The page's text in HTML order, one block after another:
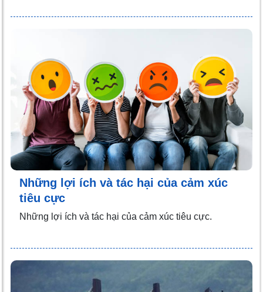
Những lợi ích và tác hại của cảm xúc
tiêu cực
Những lợi ích và tác hại của cảm xúc tiêu cực.